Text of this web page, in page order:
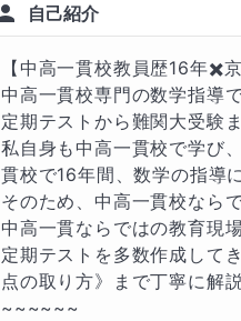
自己紹介
【中高一貫校教員歴16年✖️
中高一貫校専門の数学指導
定期テストから難関大受験
私自身も中高一貫校で学び
貫校で16年間、数学の指導
そのため、中高一貫校なら
中高一貫ならではの教育現
定期テストを多数作成して
点の取り方》まで丁寧に解
~~~~~~